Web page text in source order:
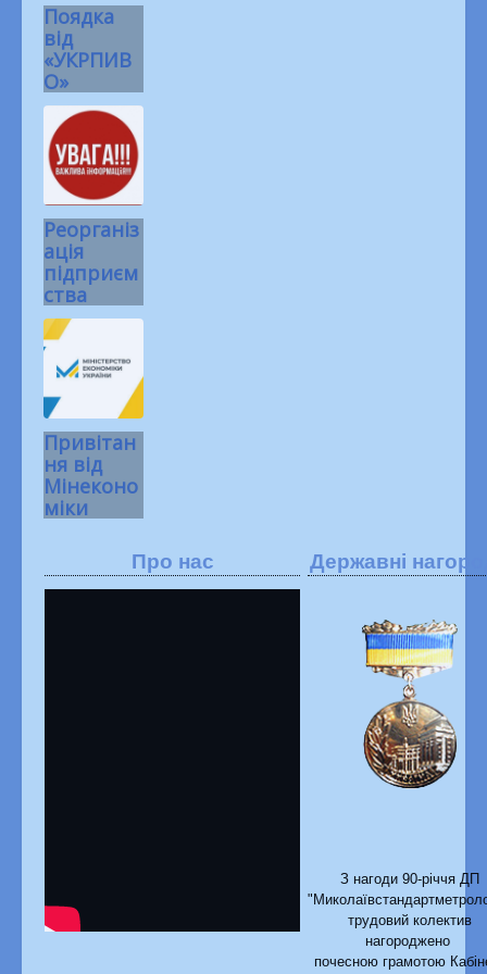
Публічна інформація
Законодавча база
Гаряча лінія, запобігання та виявлення корупції
Кадрова політика
Вакансії
Співпраця
Юридичні коментарі
Підсумки роботи ДП
Загальна інформація
Профспілка
Склад профспілкового комітету
Контакти
ЗМІ про нас
Поядка
від
«УКРПИВ
О»
Реорганіз
ація
підприєм
ства
Привітан
ня від
Мінеконо
міки
Про нас Державні
З нагоди 90-річчя ДП
трудовий колектив
нагороджено
почесною грамотою